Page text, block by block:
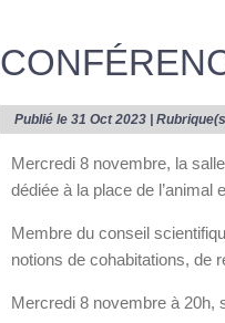
Publié le 31 Oct 2023 |
Mercredi 8 novembre, la
dédiée à la place de l’animal
Membre du conseil
notions de cohabitations, de
Mercredi 8 novembre à 20h,